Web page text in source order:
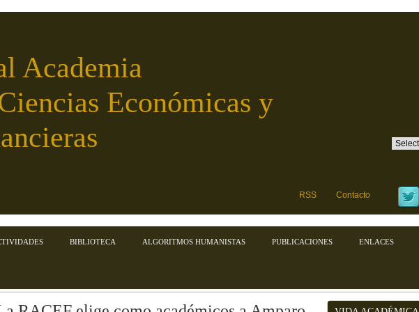
Academia
Económicas y
RSS Contacto
BIBLIOTECA ALGORITMOS HUMANISTAS PUBLICACIONES ENLACES